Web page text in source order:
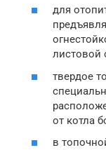
для
листовой
твердое
от котла
в